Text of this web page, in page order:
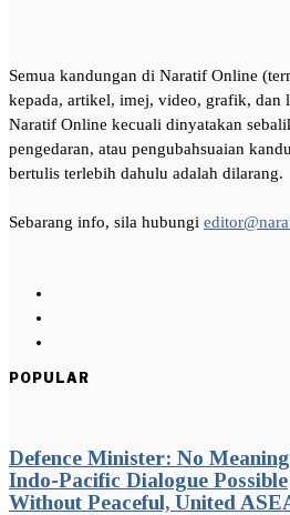
Semua kandungan di Naratif Online
kepada, artikel, imej, video, grafik, dan
Naratif Online kecuali dinyatakan
pengedaran, atau pengubahsuaian
bertulis terlebih dahulu adalah dilarang.
Sebarang info, sila hubungi
POPULAR
Defence Minister: No
Indo-Pacific Dialogue Possible
Without Peaceful, United